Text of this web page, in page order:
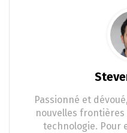
Passionné et
nouvelles
technologie. Pour